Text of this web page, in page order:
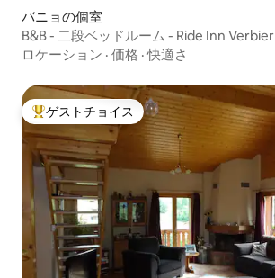
バニョの個室
B&B - 二段ベッドルーム - Ride Inn Verbier
ロケーション · 価格 ·快適さ
大好評のゲストチョイスです。
ゲストチョイス